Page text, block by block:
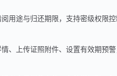
用途与归还期限，支持密级权限
、上传证照附件、设置有效期预